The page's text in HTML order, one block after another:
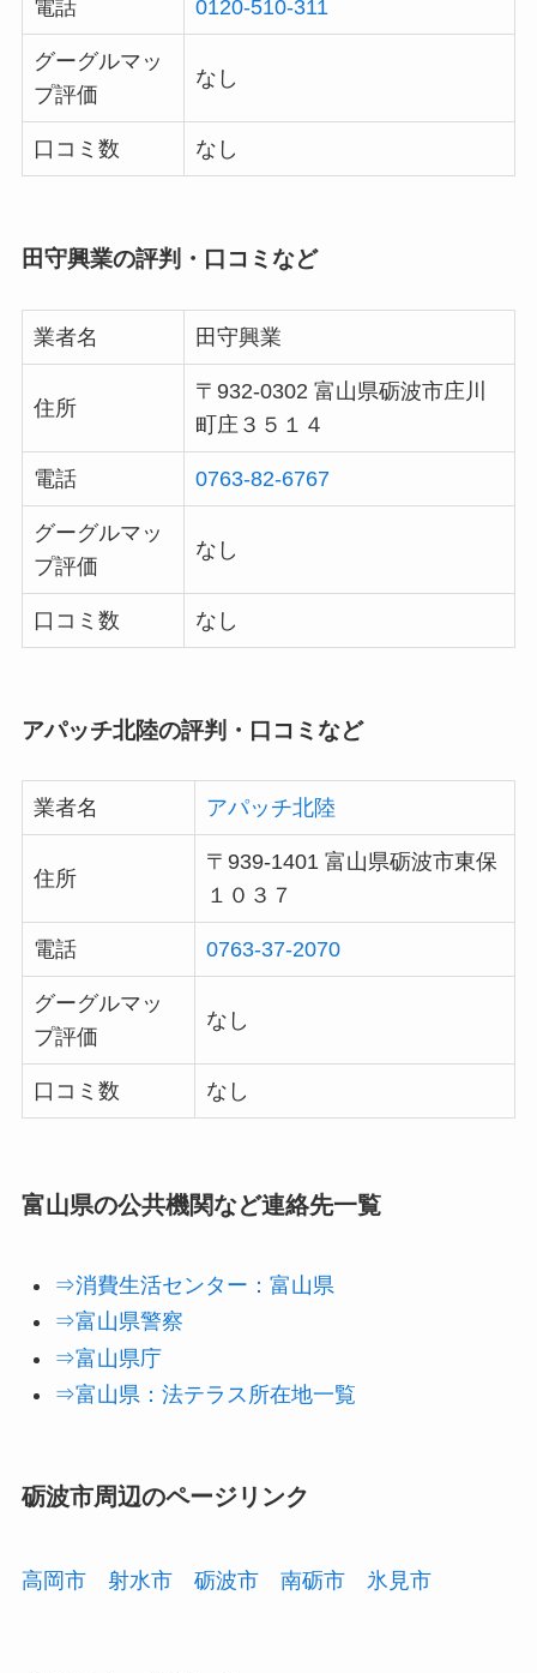
電話 0120-510-311
グーグルマッ
プ評価
なし
口コミ数 なし
田守興業の評判・口コミなど
業者名 田守興業
住所
〒932-0302 富山県砺波市庄川
町庄３５１４
電話 0763-82-6767
グーグルマッ
プ評価
なし
口コミ数 なし
アパッチ北陸の評判・口コミなど
業者名 アパッチ北陸
住所
〒939-1401 富山県砺波市東保
１０３７
電話 0763-37-2070
グーグルマッ
プ評価
なし
口コミ数 なし
富山県の公共機関など連絡先一覧
⇒消費生活センター：富山県
⇒富山県警察
⇒富山県庁
⇒富山県：法テラス所在地一覧
砺波市周辺のページリンク
高岡市 射水市 砺波市 南砺市 氷見市